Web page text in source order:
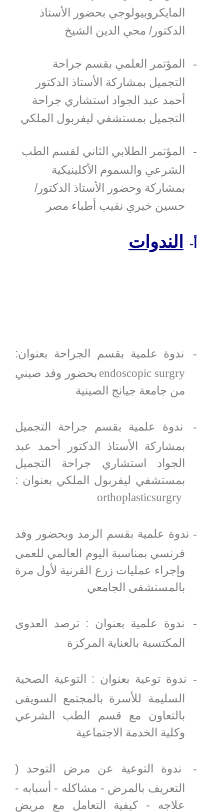
المايكروبيولوجي بحضور الأستاذ
الدكتور/ محي الدين الشيخ
-
المؤتمر العلمي بقسم جراحة
التجميل بمشاركة الأستاذ الدكتور
أحمد عبد الجواد استشاري جراحة
التجميل بمستشفي ليفربول الملكي
-
المؤتمر الطلابي الثاني لقسم الطب
الشرعي والسموم الأكلينيكية
بمشاركة وحضور الأستاذ الدكتور/
حسين خيري نقيب أطباء مصر
أ‌- الندوات
- ندوة علمية بقسم الجراحة بعنوان:
endoscopic surgry بحضور وفد صيني
من جامعة جيانج الصينية
-
ندوة علمية بقسم جراحة التجميل
بمشاركة الأستاذ الدكتور أحمد عبد
الجواد استشاري جراحة التجميل
بمستشفي ليفربول الملكي بعنوان :
orthoplasticsurgry
- ندوة علمية بقسم الرمد وبحضور وفد
فرنسي بمناسبة اليوم العالمي للعمى
وإجراء عمليات زرع القرنية لأول مرة
بالمستشفى الجامعي
-
ندوة علمية بعنوان : ترصد العدوى
المكتسبة بالعناية المركزة
- ندوة توعية بعنوان : التوعية الصحية
السليمة للأسرة بالمجتمع السويفى
بالتعاون مع قسم الطب الشرعي
وكلية الخدمة الاجتماعية
-
ندوة التوعية عن مرض التوحد (
التعريف بالمرض - مشاكله - أسبابه -
علاجه - كيفية التعامل مع مريض